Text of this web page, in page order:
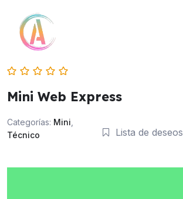
contenido
Mini Web Express
Categorías: Mini
Técnico
Lista de deseos